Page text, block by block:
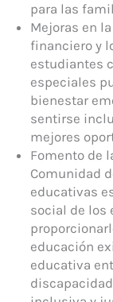
para las
Mejoras en
financiero y
estudiantes
especiales
bienestar
sentirse
mejores
Fomento de
Comunidad
educativas
social de los
educación
educativa